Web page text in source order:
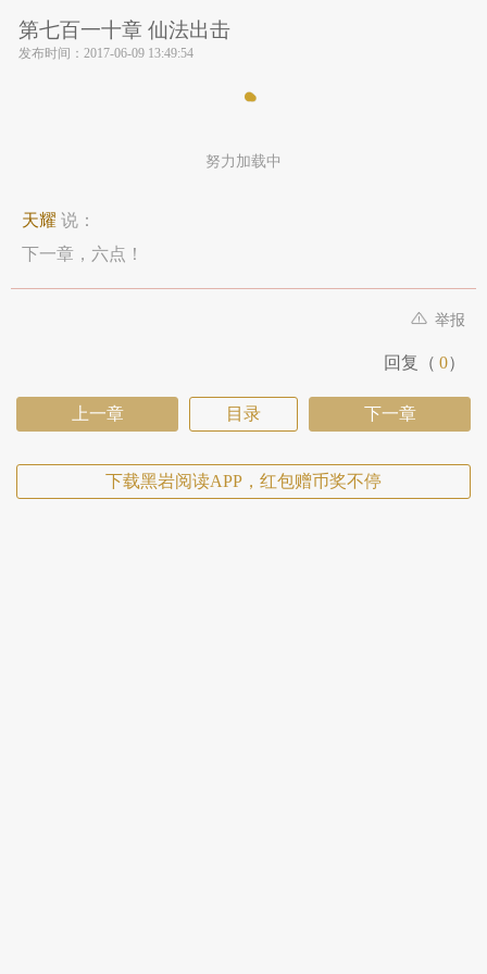
第七百一十章 仙法出击
发布时间： 2017-06-09 13:49:54
努力加载中
天耀 说：
下一章，六点！
举报
回复（ 0）
上一章 目录 下一章
下载黑岩阅读APP，红包赠币奖不停